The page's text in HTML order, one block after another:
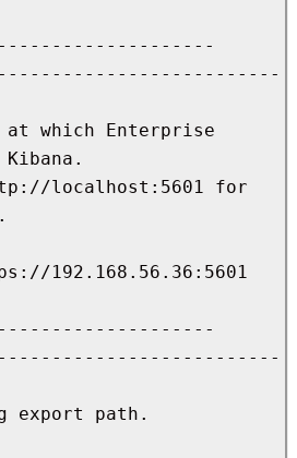
at which Enterprise
localhost:5601 for
192.168.56.36:5601
export path.